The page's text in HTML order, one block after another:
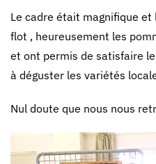
Le cadre était magnifique et
flot , heureusement les
et ont permis de satisfaire
à déguster les variétés
Nul doute que nous nous